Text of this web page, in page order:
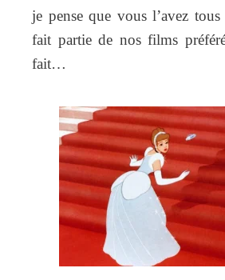
je pense que vous l’avez
fait partie de nos films
fait…